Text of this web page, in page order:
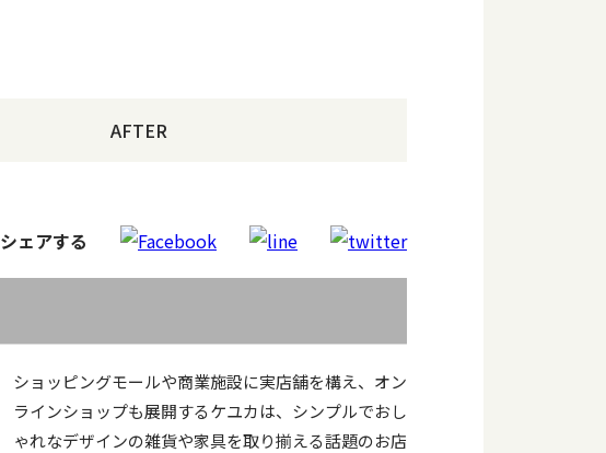
AFTER
シェアする
ショッピングモールや商業施設に実店舗を構え、オン
ラインショップも展開するケユカは、シンプルでおし
ゃれなデザインの雑貨や家具を取り揃える話題のお店